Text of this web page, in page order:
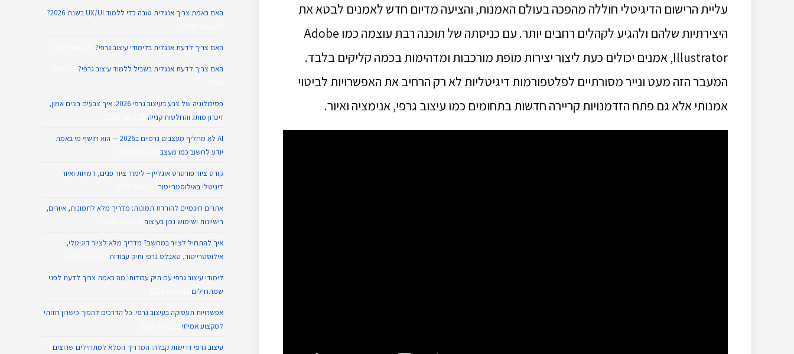
עליית הרישום הדיגיטלי חוללה מהפכה בעולם האמנות, והציעה מדיום חדש לאמנים לבטא את
היצירתיות שלהם ולהגיע לקהלים רחבים יותר.
עם כניסתה של תוכנה רבת עוצמה כמו Adobe
Illustrator, אמנים יכולים כעת ליצור יצירות מופת מורכבות ומדהימות בכמה קליקים בלבד.
המעבר הזה מעט ונייר מסורתיים לפלטפורמות דיגיטליות לא רק הרחיב את האפשרויות לביטוי
אמנותי אלא גם פתח הזדמנויות קריירה חדשות בתחומים כמו עיצוב גרפי, אנימציה ואיור.
האם באמת צריך אנגלית טובה כדי ללמוד UX/UI בשנת 2026?
האם צריך לדעת אנגלית בלימודי עיצוב גרפי?
האם צריך לדעת אנגלית בשביל ללמוד עיצוב גרפי?
פסיכולוגיה של צבע בעיצוב גרפי 2026: איך צבעים בונים אמון,
זיכרון מותג והחלטות קנייה
AI לא מחליף מעצבים גרפיים ב2026 — הוא חושף מי באמת
יודע לחשוב כמו מעצב
קורס ציור פורטרט אונליין – לימוד ציור פנים, דמויות ואיור
דיגיטלי באילוסטרייטור
אתרים חינמיים להורדת תמונות: מדריך מלא לתמונות, איורים,
רישיונות ושימוש נכון בעיצוב
איך להתחיל לצייר במחשב? מדריך מלא לציור דיגיטלי,
אילוסטרייטור, טאבלט גרפי ותיק עבודות
לימודי עיצוב גרפי עם תיק עבודות: מה באמת צריך לדעת לפני
שמתחילים
אפשרויות תעסוקה בעיצוב גרפי: כל הדרכים להפוך כישרון חזותי
למקצוע אמיתי
עיצוב גרפי דרישות קבלה: המדריך המלא למתחילים שרוצים